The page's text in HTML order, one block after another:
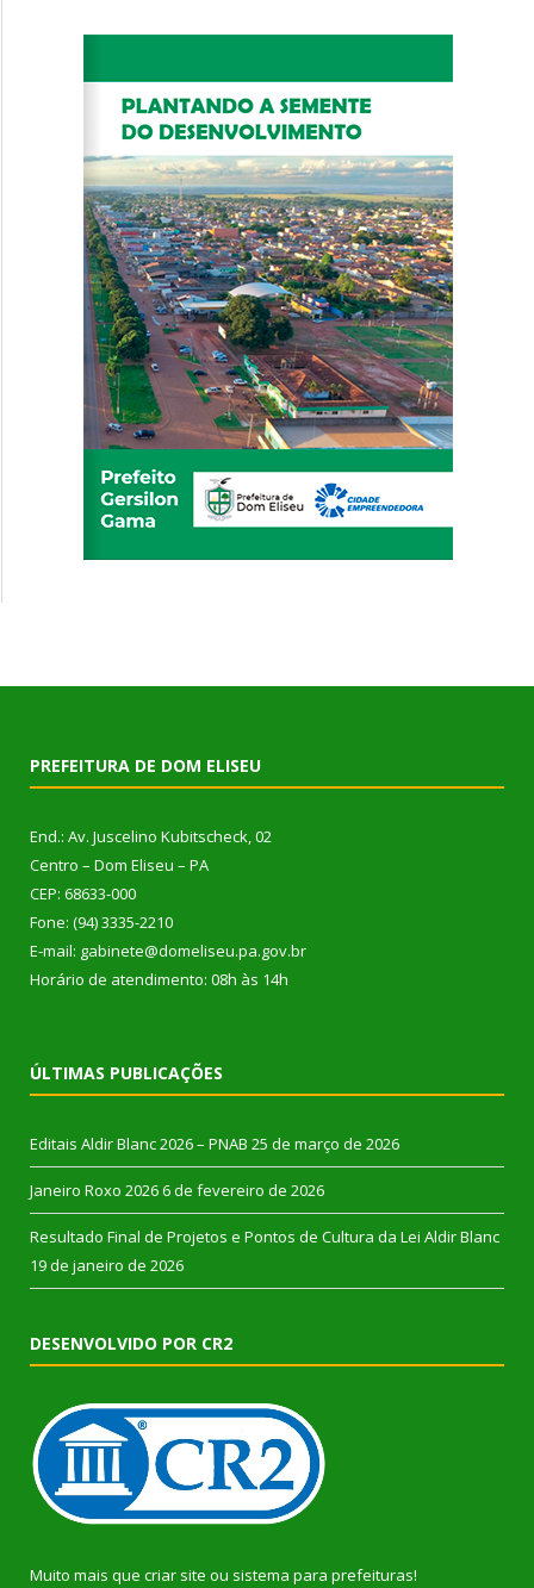
PREFEITURA DE DOM ELISEU
End.: Av. Juscelino Kubitscheck, 02
Centro – Dom Eliseu – PA
CEP: 68633-000
Fone: (94) 3335-2210
E-mail: gabinete@domeliseu.pa.gov.br
Horário de atendimento: 08h às 14h
ÚLTIMAS PUBLICAÇÕES
Editais Aldir Blanc 2026 – PNAB 25 de março de 2026
Janeiro Roxo 2026 6 de fevereiro de 2026
Resultado Final de Projetos e Pontos de Cultura da Lei Aldir Blanc
19 de janeiro de 2026
DESENVOLVIDO POR CR2
Muito mais que criar site ou sistema para prefeituras!